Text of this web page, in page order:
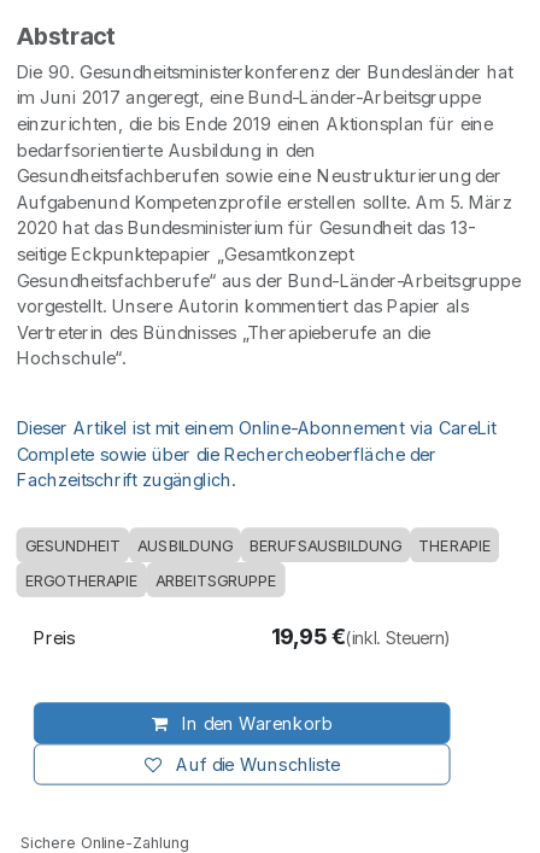
Abstract
Die 90. Gesundheitsministerkonferenz der Bundesländer hat
im Juni 2017 angeregt, eine Bund-Länder-Arbeitsgruppe
einzurichten, die bis Ende 2019 einen Aktionsplan für eine
bedarfsorientierte Ausbildung in den
Gesundheitsfachberufen sowie eine Neustrukturierung der
Aufgabenund Kompetenzprofile erstellen sollte. Am 5. März
2020 hat das Bundesministerium für Gesundheit das 13-
seitige Eckpunktepapier „Gesamtkonzept
Gesundheitsfachberufe“ aus der Bund-Länder-Arbeitsgruppe
vorgestellt. Unsere Autorin kommentiert das Papier als
Vertreterin des Bündnisses „Therapieberufe an die
Hochschule“.
Dieser Artikel ist mit einem Online-Abonnement via CareLit
Complete sowie über die Rechercheoberfläche der
Fachzeitschrift zugänglich.
GESUNDHEIT AUSBILDUNG BERUFSAUSBILDUNG THERAPIE
ERGOTHERAPIE ARBEITSGRUPPE
In den Warenkorb
Auf die Wunschliste
Preis 19,95€(inkl. Steuern)
Sichere Online-Zahlung